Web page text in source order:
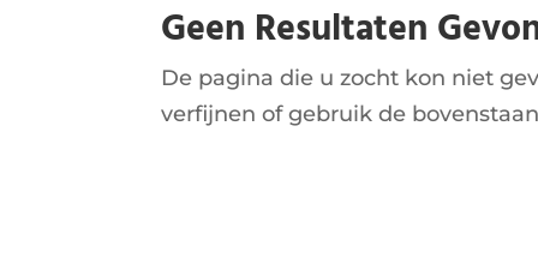
Geen Resultaten
De pagina die u zocht kon niet
verfijnen of gebruik de